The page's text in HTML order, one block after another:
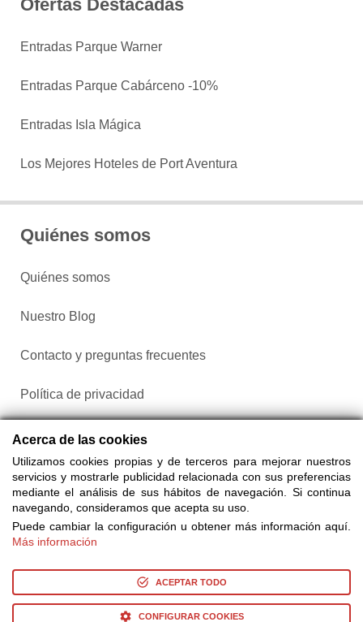
Ofertas Destacadas
Entradas Parque Warner
Entradas Parque Cabárceno -10%
Entradas Isla Mágica
Los Mejores Hoteles de Port Aventura
Quiénes somos
Quiénes somos
Nuestro Blog
Contacto y preguntas frecuentes
Política de privacidad
Configurar cookies
de 25 proveedores
Acerca de las cookies
Utilizamos cookies propias y de terceros para mejorar nuestros
servicios y mostrarle publicidad relacionada con sus preferencias
mediante el análisis de sus hábitos de navegación. Si continua
navegando, consideramos que acepta su uso.
Puede cambiar la configuración u obtener más información aquí.
Más información
ACEPTAR TODO
CONFIGURAR COOKIES